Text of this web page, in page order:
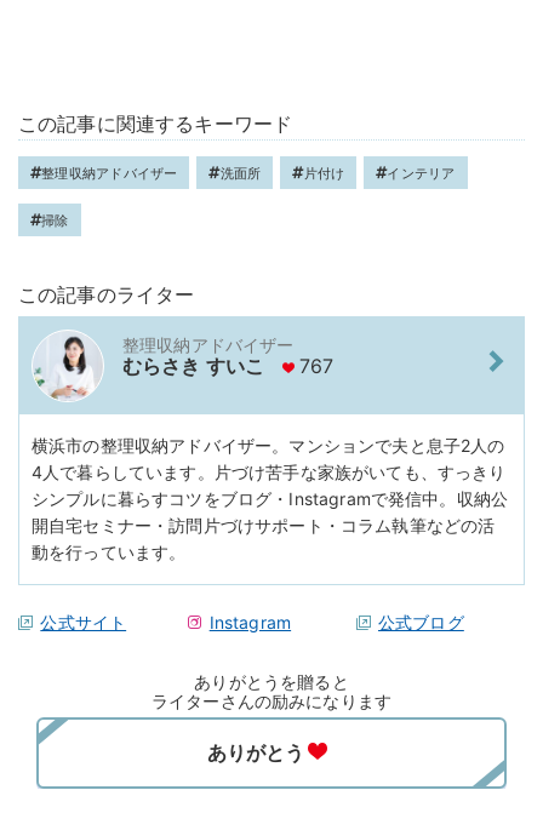
この記事に関連するキーワード
整理収納アドバイザー 洗面所 片付け インテリア
掃除
この記事のライター
整理収納アドバイザー
むらさき すいこ 767
横浜市の整理収納アドバイザー。マンションで夫と息子2人の
4人で暮らしています。片づけ苦手な家族がいても、すっきり
シンプルに暮らすコツをブログ・Instagramで発信中。収納公
開自宅セミナー・訪問片づけサポート・コラム執筆などの活
動を行っています。
公式サイト Instagram 公式ブログ
ありがとうを贈ると
ライターさんの励みになります